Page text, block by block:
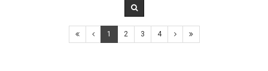
1 2 3 4